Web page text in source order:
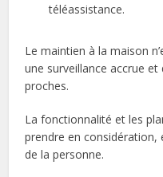
téléassistance.
Le maintien à la maison
une surveillance accrue
proches.
La fonctionnalité et les
prendre en considération,
de la personne.